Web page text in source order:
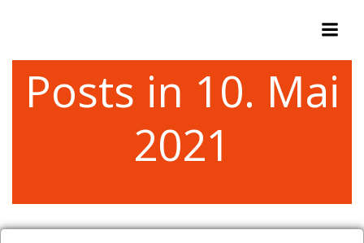
Posts in 10. Mai
2021